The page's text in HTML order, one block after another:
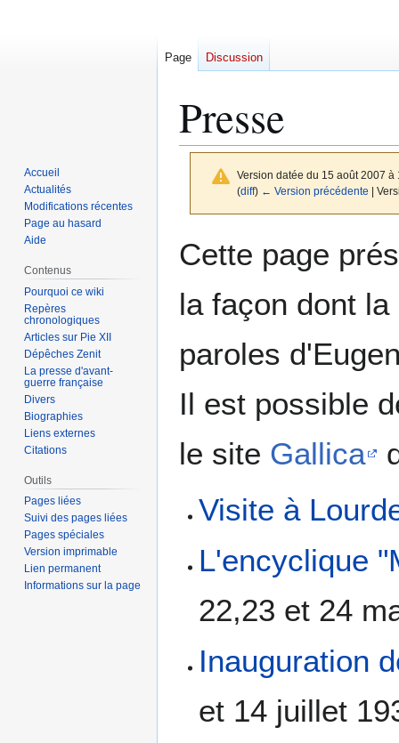
Presse
Version datée du 15 août 2007
(diff) ← Version précédente |
à
navigation
à
recherche
Cette page
la façon dont
paroles
Il est possible
le site Gallica
Visite à
L'encyclique
22,23 et 24
Inauguration
et 14 juillet
Page Discussion
Accueil
Actualités
Modifications récentes
Page au hasard
Aide
Contenus
Pourquoi ce wiki
Repères
chronologiques
Articles sur Pie XII
Dépêches Zenit
La presse d'avant-
guerre française
Divers
Biographies
Liens externes
Citations
Outils
Pages liées
Suivi des pages liées
Pages spéciales
Version imprimable
Lien permanent
Informations sur la page